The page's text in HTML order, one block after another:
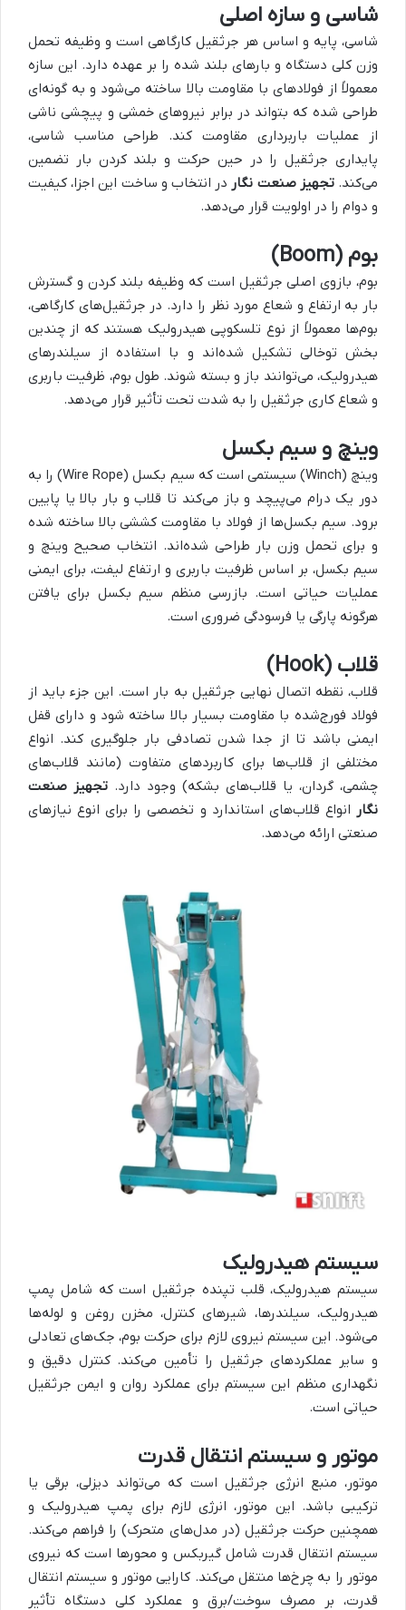
شاسی و سازه اصلی
شاسی، پایه و اساس هر جرثقیل کارگاهی است و وظیفه تحمل
وزن کلی دستگاه و بارهای بلند شده را بر عهده دارد. این سازه
معمولاً از فولادهای با مقاومت بالا ساخته می‌شود و به گونه‌ای
طراحی شده که بتواند در برابر نیروهای خمشی و پیچشی ناشی
از عملیات باربرداری مقاومت کند. طراحی مناسب شاسی،
پایداری جرثقیل را در حین حرکت و بلند کردن بار تضمین
می‌کند.تجهیز صنعت نگار در انتخاب و ساخت این اجزا، کیفیت
و دوام را در اولویت قرار می‌دهد.
بوم (Boom)
بوم، بازوی اصلی جرثقیل است که وظیفه بلند کردن و گسترش
بار به ارتفاع و شعاع مورد نظر را دارد. در جرثقیل‌های کارگاهی،
بوم‌ها معمولاً از نوع تلسکوپی هیدرولیک هستند که از چندین
بخش توخالی تشکیل شده‌اند و با استفاده از سیلندرهای
هیدرولیک، می‌توانند باز و بسته شوند. طول بوم، ظرفیت باربری
و شعاع کاری جرثقیل را به شدت تحت تأثیر قرار می‌دهد.
وینچ و سیم بکسل
وینچ (Winch) سیستمی است که سیم بکسل (Wire Rope) را به
دور یک درام می‌پیچد و باز می‌کند تا قلاب و بار بالا یا پایین
برود. سیم بکسل‌ها از فولاد با مقاومت کششی بالا ساخته شده
و برای تحمل وزن بار طراحی شده‌اند. انتخاب صحیح وینچ و
سیم بکسل، بر اساس ظرفیت باربری و ارتفاع لیفت، برای ایمنی
عملیات حیاتی است. بازرسی منظم سیم بکسل برای یافتن
هرگونه پارگی یا فرسودگی ضروری است.
قلاب (Hook)
قلاب، نقطه اتصال نهایی جرثقیل به بار است. این جزء باید از
فولاد فورج‌شده با مقاومت بسیار بالا ساخته شود و دارای قفل
ایمنی باشد تا از جدا شدن تصادفی بار جلوگیری کند. انواع
مختلفی از قلاب‌ها برای کاربردهای متفاوت (مانند قلاب‌های
چشمی، گردان، یا قلاب‌های بشکه) وجود دارد. تجهیز صنعت
نگار انواع قلاب‌های استاندارد و تخصصی را برای انوع نیازهای
صنعتی ارائه می‌دهد.
سیستم هیدرولیک
سیستم هیدرولیک، قلب تپنده جرثقیل است که شامل پمپ
هیدرولیک، سیلندرها، شیرهای کنترل، مخزن روغن و لوله‌ها
می‌شود. این سیستم نیروی لازم برای حرکت بوم، جک‌های تعادلی
و سایر عملکردهای جرثقیل را تأمین می‌کند. کنترل دقیق و
نگهداری منظم این سیستم برای عملکرد روان و ایمن جرثقیل
حیاتی است.
موتور و سیستم انتقال قدرت
موتور، منبع انرژی جرثقیل است که می‌تواند دیزلی، برقی یا
ترکیبی باشد. این موتور، انرژی لازم برای پمپ هیدرولیک و
همچنین حرکت جرثقیل (در مدل‌های متحرک) را فراهم می‌کند.
سیستم انتقال قدرت شامل گیربکس و محورها است که نیروی
موتور را به چرخ‌ها منتقل می‌کند. کارایی موتور و سیستم انتقال
قدرت، بر مصرف سوخت/برق و عملکرد کلی دستگاه تأثیر